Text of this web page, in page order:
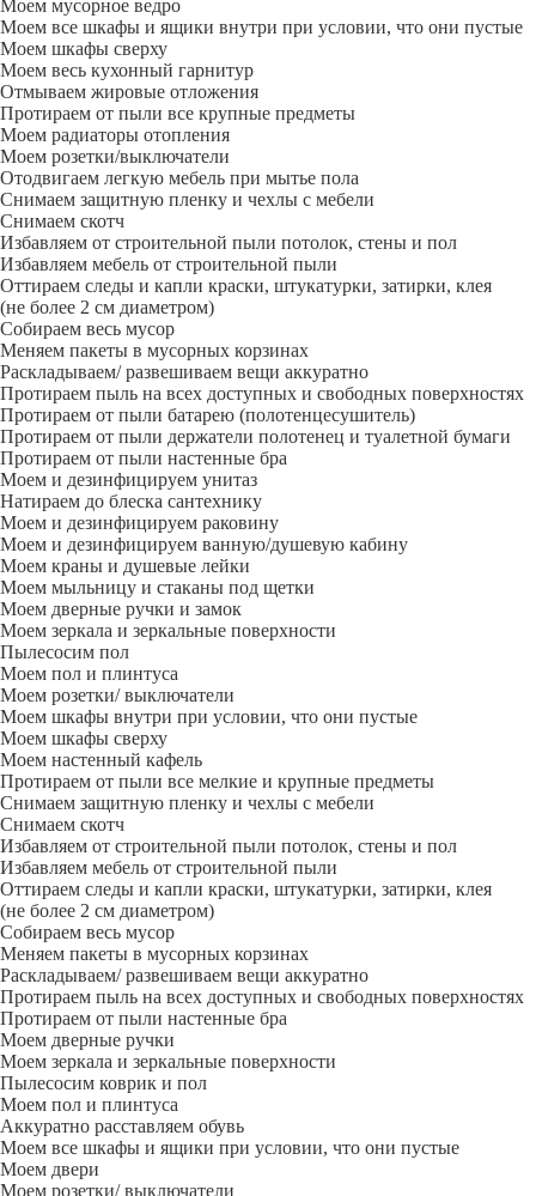
Моем мусорное ведро
Моем все шкафы и ящики внутри при условии, что они пустые
Моем шкафы сверху
Моем весь кухонный гарнитур
Отмываем жировые отложения
Протираем от пыли все крупные предметы
Моем радиаторы отопления
Моем розетки/выключатели
Отодвигаем легкую мебель при мытье пола
Снимаем защитную пленку и чехлы с мебели
Снимаем скотч
Избавляем от строительной пыли потолок, стены и пол
Избавляем мебель от строительной пыли
Оттираем следы и капли краски, штукатурки, затирки, клея
(не более 2 см диаметром)
Собираем весь мусор
Меняем пакеты в мусорных корзинах
Раскладываем/ развешиваем вещи аккуратно
Протираем пыль на всех доступных и свободных поверхностях
Протираем от пыли батарею (полотенцесушитель)
Протираем от пыли держатели полотенец и туалетной бумаги
Протираем от пыли настенные бра
Моем и дезинфицируем унитаз
Натираем до блеска сантехнику
Моем и дезинфицируем раковину
Моем и дезинфицируем ванную/душевую кабину
Моем краны и душевые лейки
Моем мыльницу и стаканы под щетки
Моем дверные ручки и замок
Моем зеркала и зеркальные поверхности
Пылесосим пол
Моем пол и плинтуса
Моем розетки/ выключатели
Моем шкафы внутри при условии, что они пустые
Моем шкафы сверху
Моем настенный кафель
Протираем от пыли все мелкие и крупные предметы
Снимаем защитную пленку и чехлы с мебели
Снимаем скотч
Избавляем от строительной пыли потолок, стены и пол
Избавляем мебель от строительной пыли
Оттираем следы и капли краски, штукатурки, затирки, клея
(не более 2 см диаметром)
Собираем весь мусор
Меняем пакеты в мусорных корзинах
Раскладываем/ развешиваем вещи аккуратно
Протираем пыль на всех доступных и свободных поверхностях
Протираем от пыли настенные бра
Моем дверные ручки
Моем зеркала и зеркальные поверхности
Пылесосим коврик и пол
Моем пол и плинтуса
Аккуратно расставляем обувь
Моем все шкафы и ящики при условии, что они пустые
Моем двери
Моем розетки/ выключатели